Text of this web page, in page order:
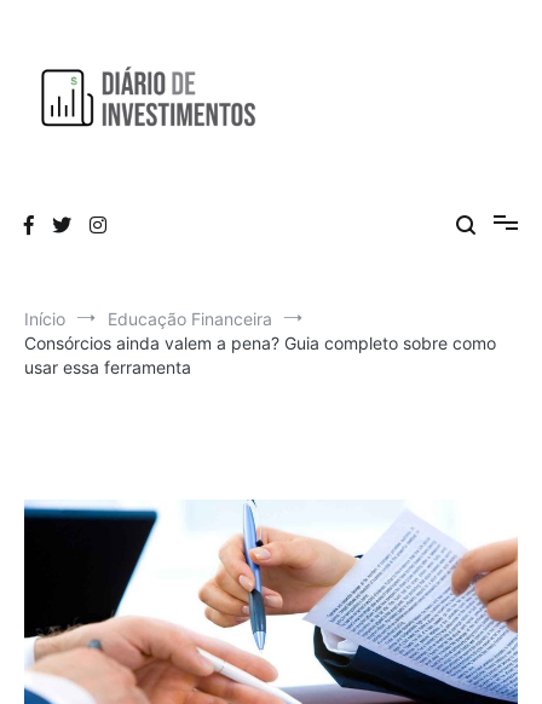
conteúdo
Início
Educação Financeira
Consórcios ainda valem a pena? Guia completo sobre como
usar essa ferramenta